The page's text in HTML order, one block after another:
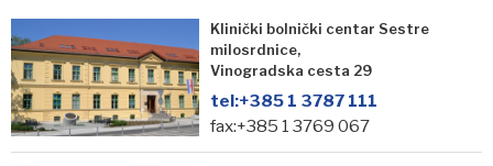
Klinički bolnički centar Sestre
milosrdnice,
Vinogradska cesta 29
tel:+385 1 3787 111
fax:+385 1 3769 067